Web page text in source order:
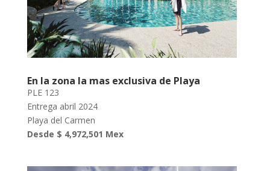
En la zona la mas exclusiva de Playa
PLE 123
Entrega abril 2024
Playa del Carmen
Desde $ 4,972,501 Mex